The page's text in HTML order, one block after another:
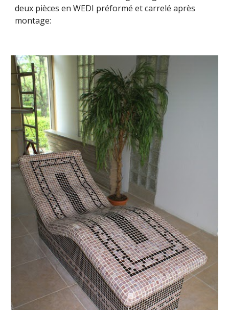
deux pièces en WEDI préformé et carrelé après
montage: